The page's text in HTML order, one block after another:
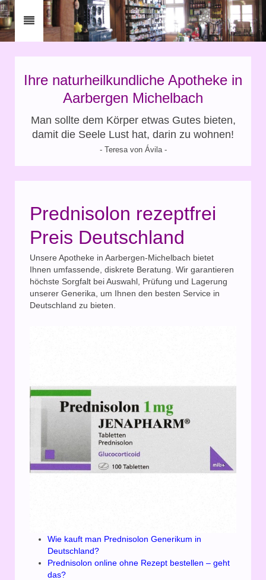
Ihre naturheilkundliche Apotheke in
Aarbergen Michelbach
Man sollte dem Körper etwas Gutes bieten,
damit die Seele Lust hat, darin zu wohnen!
- Teresa von Ávila -
Prednisolon rezeptfrei
Preis Deutschland
Unsere Apotheke in Aarbergen-Michelbach bietet
Ihnen umfassende, diskrete Beratung. Wir garantieren
höchste Sorgfalt bei Auswahl, Prüfung und Lagerung
unserer Generika, um Ihnen den besten Service in
Deutschland zu bieten.
Wie kauft man Prednisolon Generikum in
Deutschland?
Prednisolon online ohne Rezept bestellen – geht
das?